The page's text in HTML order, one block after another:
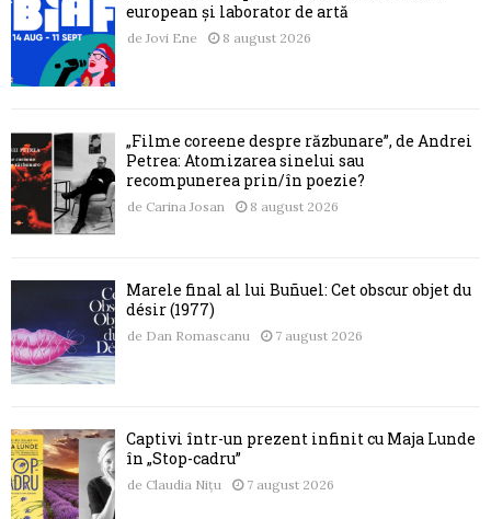
european și laborator de artă
de Jovi Ene 8 august 2026
„Filme coreene despre răzbunare”, de Andrei
Petrea: Atomizarea sinelui sau
recompunerea prin/în poezie?
de Carina Josan 8 august 2026
Marele final al lui Buñuel: Cet obscur objet du
désir (1977)
de Dan Romascanu 7 august 2026
Captivi într-un prezent infinit cu Maja Lunde
în „Stop-cadru”
de Claudia Nițu 7 august 2026